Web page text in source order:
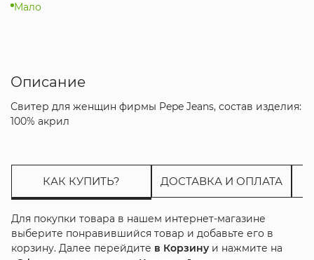
Мало
Описание
Свитер для женщин фирмы Pepe Jeans, состав изделия:
100% акрил
КАК КУПИТЬ? ДОСТАВКА И ОПЛАТА
Для покупки товара в нашем интернет-магазине
выберите понравившийся товар и добавьте его в
корзину. Далее перейдите в Корзинуи нажмите на